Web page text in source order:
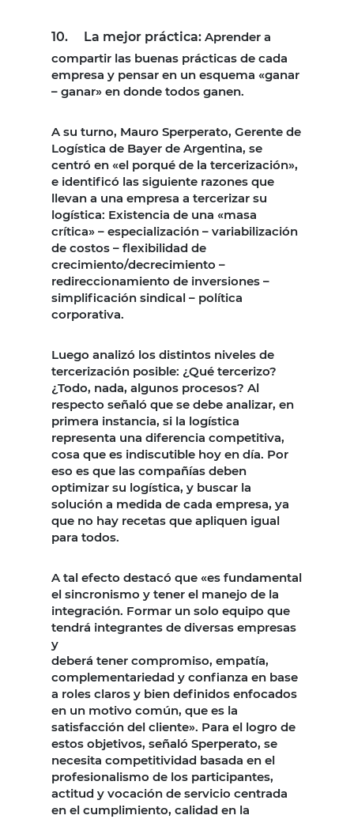
10. La mejor práctica: Aprender a
compartir las buenas prácticas de cada
empresa y pensar en un esquema «ganar
– ganar» en donde todos ganen.
A su turno, Mauro Sperperato, Gerente de
Logística de Bayer de Argentina, se
centró en «el porqué de la tercerización»,
e identificó las siguiente razones que
llevan a una empresa a tercerizar su
logística: Existencia de una «masa
crítica» – especialización – variabilización
de costos – flexibilidad de
crecimiento/decrecimiento –
redireccionamiento de inversiones –
simplificación sindical – política
corporativa.
Luego analizó los distintos niveles de
tercerización posible: ¿Qué tercerizo?
¿Todo, nada, algunos procesos? Al
respecto señaló que se debe analizar, en
primera instancia, si la logística
representa una diferencia competitiva,
cosa que es indiscutible hoy en día. Por
eso es que las compañías deben
optimizar su logística, y buscar la
solución a medida de cada empresa, ya
que no hay recetas que apliquen igual
para todos.
A tal efecto destacó que «es fundamental
el sincronismo y tener el manejo de la
integración. Formar un solo equipo que
tendrá integrantes de diversas empresas
y
deberá tener compromiso, empatía,
complementariedad y confianza en base
a roles claros y bien definidos enfocados
en un motivo común, que es la
satisfacción del cliente». Para el logro de
estos objetivos, señaló Sperperato, se
necesita competitividad basada en el
profesionalismo de los participantes,
actitud y vocación de servicio centrada
en el cumplimiento, calidad en la